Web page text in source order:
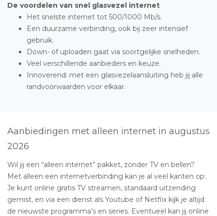
De voordelen van snel glasvezel internet
Het snelste internet tot 500/1000 Mb/s.
Een duurzame verbinding, ook bij zeer intensief
gebruik.
Down- of uploaden gaat via soortgelijke snelheden.
Veel verschillende aanbieders en keuze.
Innoverend: met een glasvezelaansluiting heb jij alle
randvoorwaarden voor elkaar.
Aanbiedingen met alleen internet in augustus
2026
Wil jij een “alleen internet” pakket, zonder TV en bellen?
Met alleen een internetverbinding kan je al veel kanten op:
Je kunt online gratis TV streamen, standaard uitzending
gemist, en via een dienst als Youtube of Netflix kijk je altijd
de nieuwste programma’s en series. Eventueel kan jij online